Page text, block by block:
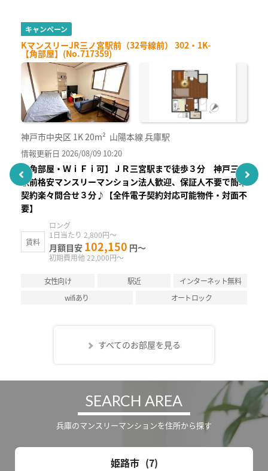
キャンペーン
KマンスリーJR三ノ宮駅前（32号線前） 302・1K-
【角部屋】(No.717359)
神戸市中央区 1K20m² 山陽本線 兵庫駅
情報更新日 2026/08/09 10:20
【角部屋・ＷｉＦｉ可】ＪＲ三宮駅まで徒歩３分 神戸三宮
駅前格安マンスリーマンション法人歓迎、保証人不要で簡単
契約楽々問合せ３分♪【全件電子契約対応可能物件・対面不
要】
賃料
ロング
1日当たり 2,800円～
月額目安 102,150 円～
初期費用他 22,000円～
女性向け 駅近
インターネット無料
wifiあり
オートロック
すべてのお部屋を見る
SEARCH AREA
兵庫のマンスリーマンションを住所から探す
姫路市 7